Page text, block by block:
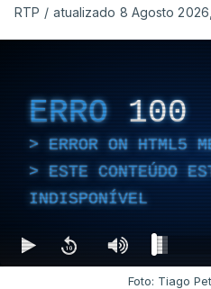
RTP / atualizado 8 Agosto 2026,
ERRO 100
ERROR ON HTML5
ESTE CONTEÚDO
INDISPONÍVEL
Foto: Tiago